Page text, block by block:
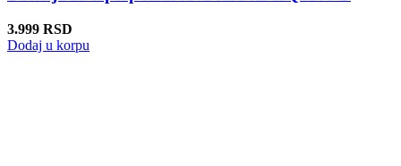
3.999 RSD
Dodaj u korpu